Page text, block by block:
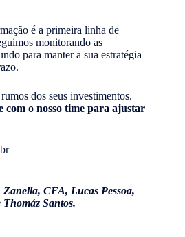
é a primeira linha de
monitorando as
para manter a sua estratégia
dos seus investimentos.
com o nosso time para ajustar
CFA, Lucas Pessoa,
Santos.